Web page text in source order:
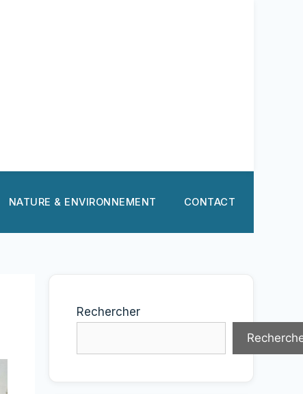
NATURE & ENVIRONNEMENT CONTACT
Rechercher